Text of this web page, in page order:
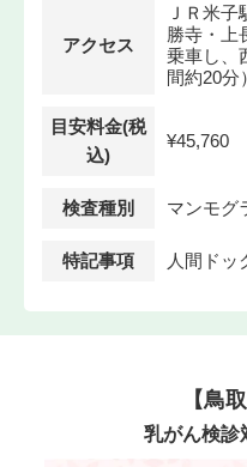
アクセス
ＪＲ米
勝寺・上
乗車し、
間約20分）
目安料金(税
込)
¥45,760
検査種別 マンモグ
特記事項 人間ドッ
【鳥
乳がん検診